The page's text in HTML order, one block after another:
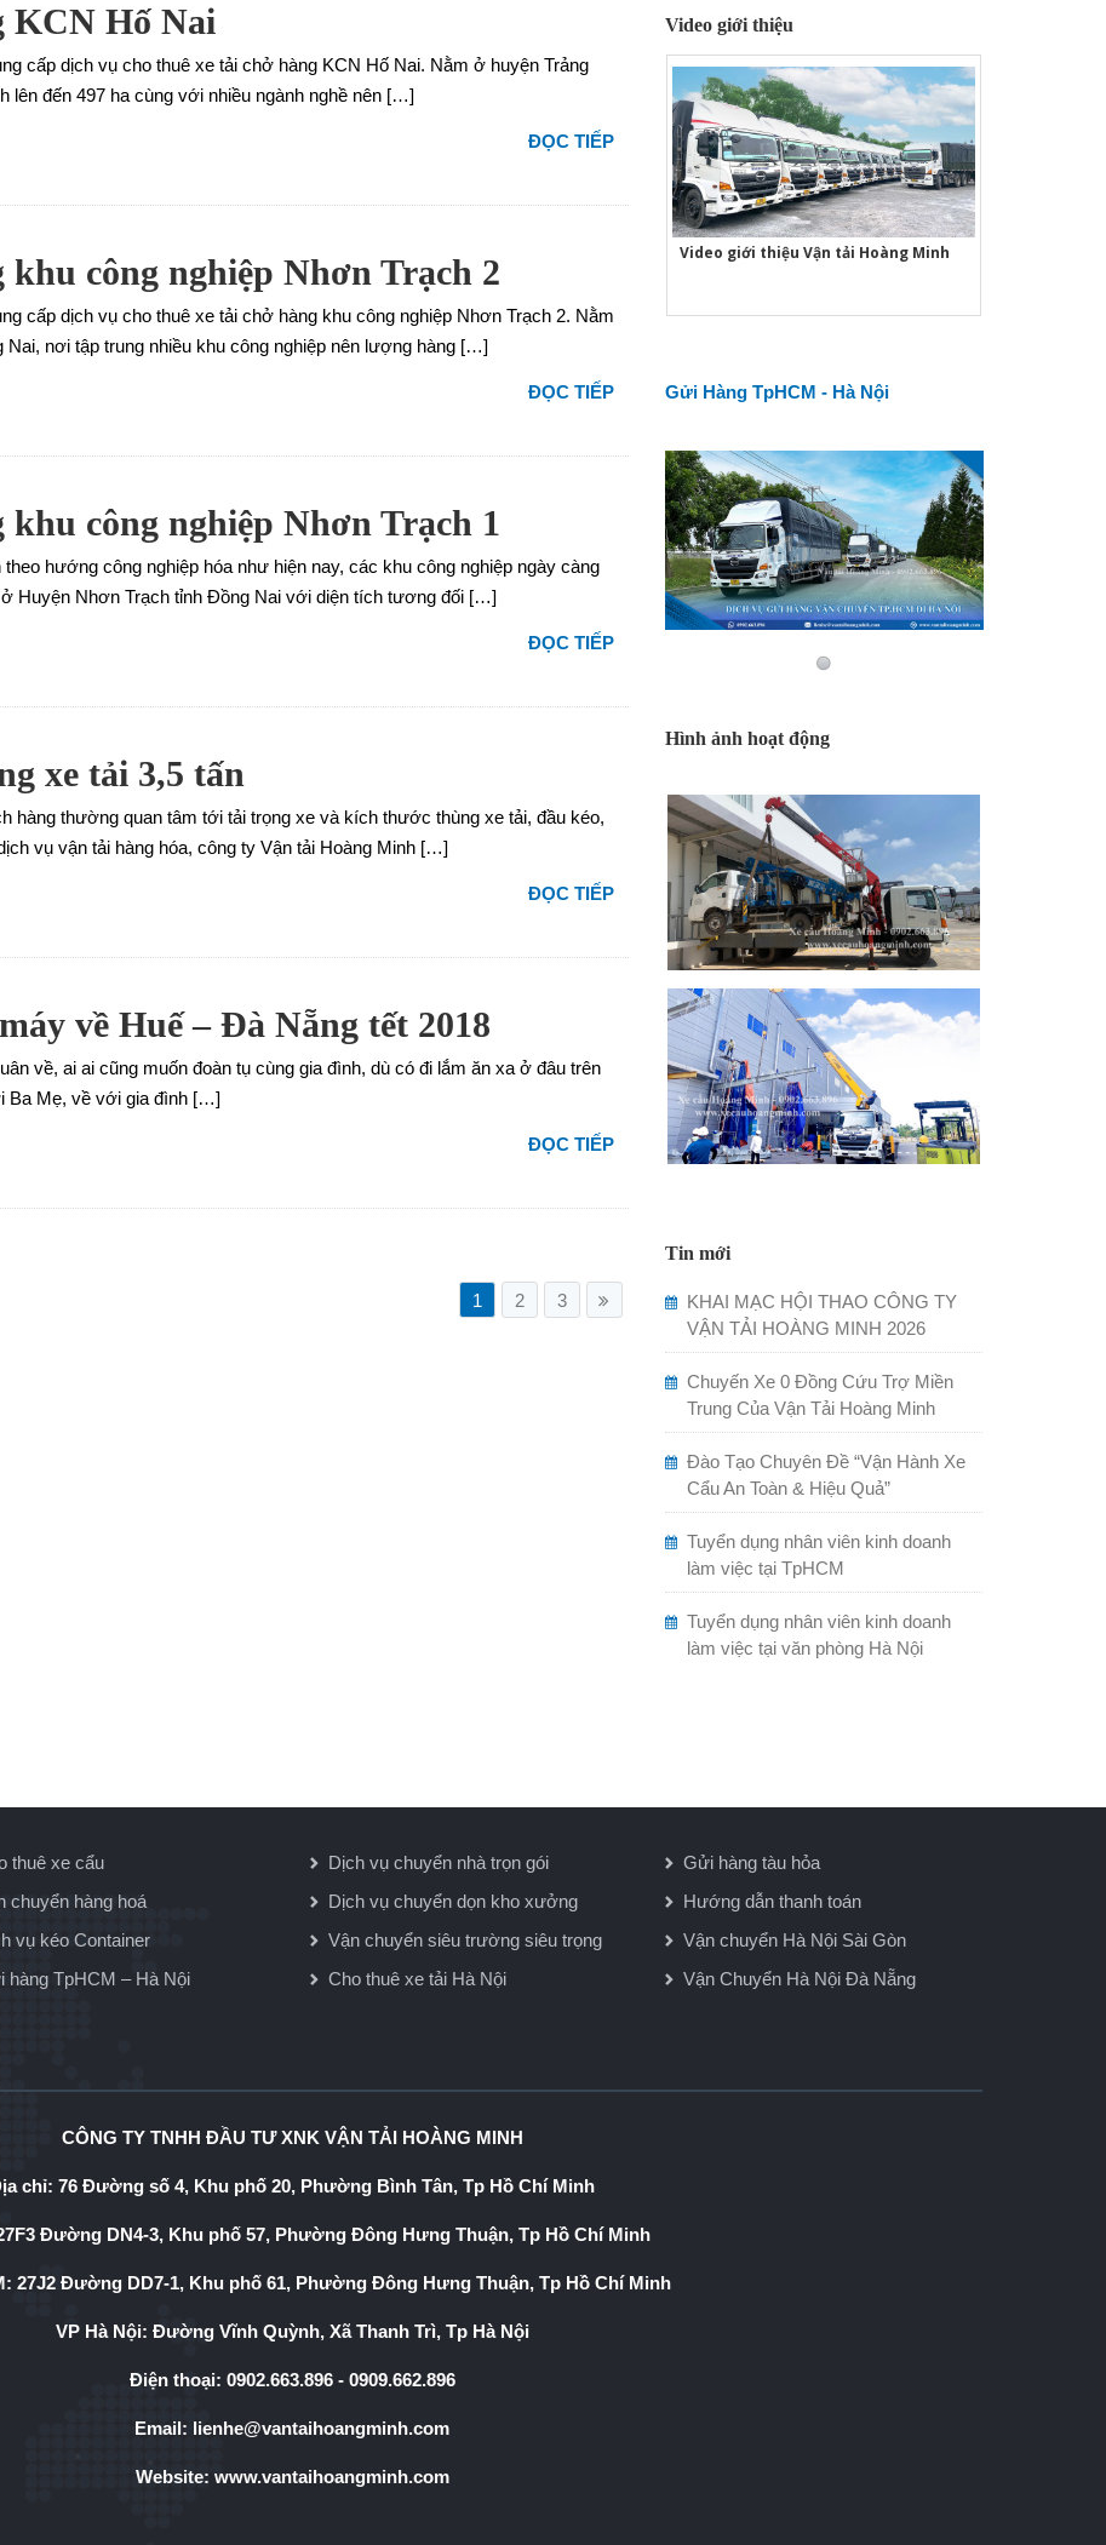
KCN Hố Nai
cấp dịch vụ cho thuê xe tải chở hàng KCN Hố Nai. Nằm ở huyện Trảng
lên đến 497 ha cùng với nhiều ngành nghề nên […]
ĐỌC TIẾP
khu công nghiệp Nhơn Trạch 2
cấp dịch vụ cho thuê xe tải chở hàng khu công nghiệp Nhơn Trạch 2. Nằm
nơi tập trung nhiều khu công nghiệp nên lượng hàng […]
ĐỌC TIẾP
khu công nghiệp Nhơn Trạch 1
hướng công nghiệp hóa như hiện nay, các khu công nghiệp ngày càng
Huyện Nhơn Trạch tỉnh Đồng Nai với diện tích tương đối […]
ĐỌC TIẾP
xe tải 3,5 tấn
hàng thường quan tâm tới tải trọng xe và kích thước thùng xe tải, đầu kéo,
vụ vận tải hàng hóa, công ty Vận tải Hoàng Minh […]
ĐỌC TIẾP
về Huế – Đà Nẵng tết 2018
về, ai ai cũng muốn đoàn tụ cùng gia đình, dù có đi lắm ăn xa ở đâu trên
Ba Mẹ, về với gia đình […]
ĐỌC TIẾP
1 2 3
Video giới thiệu
Video giới thiệu Vận tải Hoàng Minh
Gửi Hàng TpHCM - Hà Nội
Hình ảnh hoạt động
Tin mới
KHAI MẠC HỘI THAO CÔNG TY
VẬN TẢI HOÀNG MINH 2026
Chuyến Xe 0 Đồng Cứu Trợ Miền
Trung Của Vận Tải Hoàng Minh
Đào Tạo Chuyên Đề “Vận Hành Xe
Cẩu An Toàn & Hiệu Quả”
Tuyển dụng nhân viên kinh doanh
làm việc tại TpHCM
Tuyển dụng nhân viên kinh doanh
làm việc tại văn phòng Hà Nội
thuê xe cẩu
chuyển hàng hoá
vụ kéo Container
hàng TpHCM – Hà Nội
Dịch vụ chuyển nhà trọn gói
Dịch vụ chuyển dọn kho xưởng
Vận chuyển siêu trường siêu trọng
Cho thuê xe tải Hà Nội
Gửi hàng tàu hỏa
Hướng dẫn thanh toán
Vận chuyển Hà Nội Sài Gòn
Vận Chuyển Hà Nội Đà Nẵng
CÔNG TY TNHH ĐẦU TƯ XNK VẬN TẢI HOÀNG MINH
chỉ: 76 Đường số 4, Khu phố 20, Phường Bình Tân, Tp Hồ Chí Minh
Đường DN4-3, Khu phố 57, Phường Đông Hưng Thuận, Tp Hồ Chí Minh
27J2 Đường DD7-1, Khu phố 61, Phường Đông Hưng Thuận, Tp Hồ Chí Minh
VP Hà Nội: Đường Vĩnh Quỳnh, Xã Thanh Trì, Tp Hà Nội
Điện thoại: 0902.663.896- 0909.662.896
Email: lienhe@vantaihoangminh.com
Website: www.vantaihoangminh.com